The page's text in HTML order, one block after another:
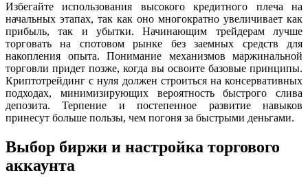
Избегайте использования высокого кредитного плеча на
начальных этапах, так как оно многократно увеличивает как
прибыль, так и убытки. Начинающим трейдерам лучше
торговать на спотовом рынке без заемных средств для
накопления опыта. Понимание механизмов маржинальной
торговли придет позже, когда вы освоите базовые принципы.
Криптотрейдинг с нуля должен строиться на консервативных
подходах, минимизирующих вероятность быстрого слива
депозита. Терпение и постепенное развитие навыков
принесут больше пользы, чем погоня за быстрыми деньгами.
Выбор биржи и настройка торгового
аккаунта